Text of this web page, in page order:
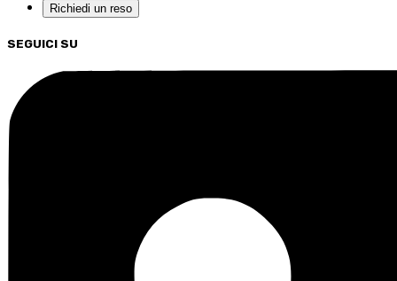
Richiedi un reso
SEGUICI SU